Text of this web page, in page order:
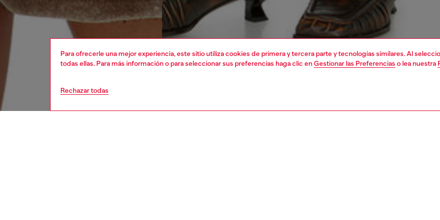
Para ofrecerle una mejor experiencia, este sitio utiliza cookies de primera y tercera parte y tecnologías similares. Al
todas ellas. Para más información o para seleccionar sus preferencias haga clic enGestionar las Preferencias o lea nuestra
Rechazar todas